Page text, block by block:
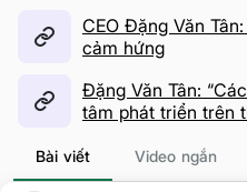
CEO Đặng Văn
cảm hứng
Đặng Văn Tân:
tâm phát triển trên
Bài viết Video ngắn